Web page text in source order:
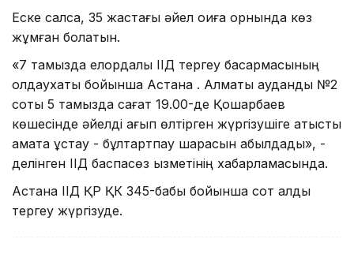
Еске салсақ, 35 жастағы әйел оқиға орнында көз
жұмған болатын.
«7 тамызда елордалық ІІД тергеу басқармасының
қолдаухаты бойынша Астана қ. Алматы аудандық №2
соты 5 тамызда сағат 19.00-де Қошқарбаев
көшесінде әйелді қағып өлтірген жүргізушіге қатысты
қамақта ұстау - бұлтартпау шарасын қабылдады», -
делінген ІІД баспасөз қызметінің хабарламасында.
Астана ІІД ҚР ҚК 345-бабы бойынша сот алды
тергеу жүргізуде.